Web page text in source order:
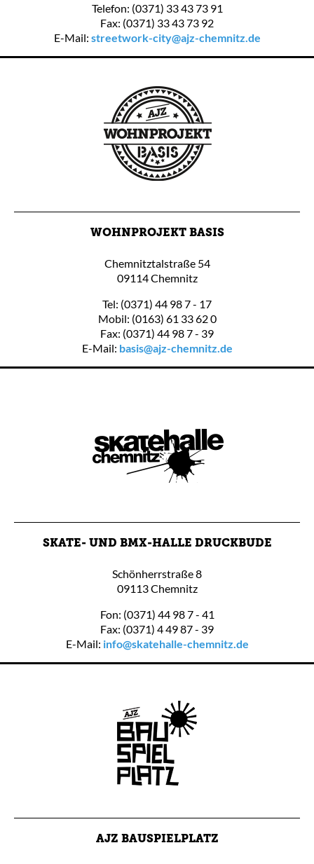
Telefon: (0371) 33 43 73 91
Fax: (0371) 33 43 73 92
E-Mail: streetwork-city@ajz-chemnitz.de
WOHNPROJEKT BASIS
Chemnitztalstraße 54
09114 Chemnitz
Tel: (0371) 44 98 7 - 17
Mobil: (0163) 61 33 62 0
Fax: (0371) 44 98 7 - 39
E-Mail: basis@ajz-chemnitz.de
SKATE- UND BMX-HALLE DRUCKBUDE
Schönherrstraße 8
09113 Chemnitz
Fon: (0371) 44 98 7 - 41
Fax: (0371) 4 49 87 - 39
E-Mail: info@skatehalle-chemnitz.de
AJZ BAUSPIELPLATZ